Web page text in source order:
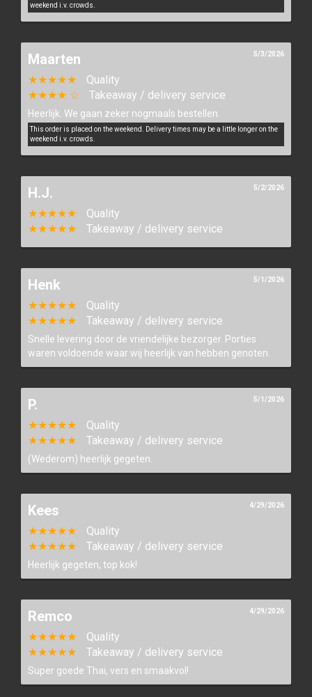
weekend i.v. crowds.
Maarten
★★★★★
Quality
★★★★ ☆
Takeaway / delivery service
Heerlijk. We gaan zeker nogmaals bestellen.
This order is placed on the weekend. Delivery times may be a little longer on the
weekend i.v. crowds.
5/3/2026
H.J.
★★★★★
Quality
★★★★★
Takeaway / delivery service
5/2/2026
Henk
★★★★★
Quality
★★★★★
Takeaway / delivery service
Snelle levering door de vriendelijke bezorger. Porties
waren voldoende waar wij heerlijk van hebben genoten.
5/1/2026
P.
★★★★★
Quality
★★★★★
Takeaway / delivery service
(Wederom) heerlijk gegeten.
5/1/2026
Kees
★★★★★
Quality
★★★★★
Takeaway / delivery service
Heerlijk gegeten, top kok!
4/29/2026
Remco
★★★★★
Quality
★★★★★
Takeaway / delivery service
Super goede Thai, vers en smaakvol!
4/29/2026